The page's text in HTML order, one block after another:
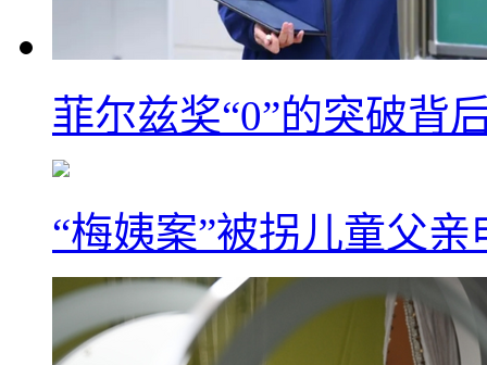
菲尔兹奖“0”的突破背
“梅姨案”被拐儿童父